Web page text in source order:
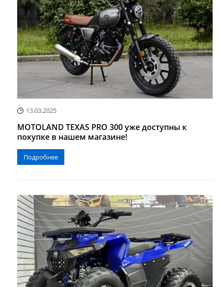
13.03.2025
MOTOLAND TEXAS PRO 300 уже доступны к
покупке в нашем магазине!
Подробнее